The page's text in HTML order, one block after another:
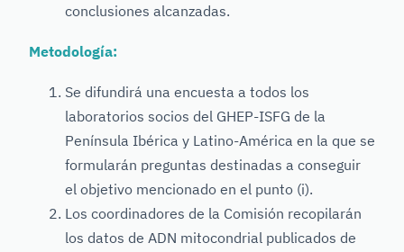
conclusiones alcanzadas.
Metodología:
Se difundirá una encuesta a todos los
laboratorios socios del GHEP-ISFG de la
Península Ibérica y Latino-América en la que se
formularán preguntas destinadas a conseguir
el objetivo mencionado en el punto (i).
Los coordinadores de la Comisión recopilarán
los datos de ADN mitocondrial publicados de